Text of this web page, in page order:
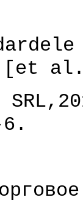
[et